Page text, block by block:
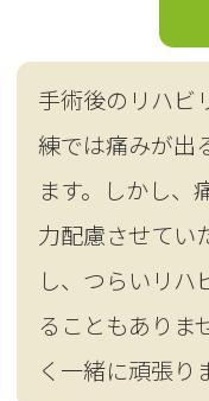
手術後のリハビ
練では痛みが出
ます。しかし、
力配慮させてい
し、つらいリハ
ることもありま
く一緒に頑張り